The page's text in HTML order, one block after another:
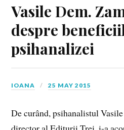
Vasile Dem.
despre
psihanalizei
IOANA 25 MAY 2015
De curând, psihanalistul